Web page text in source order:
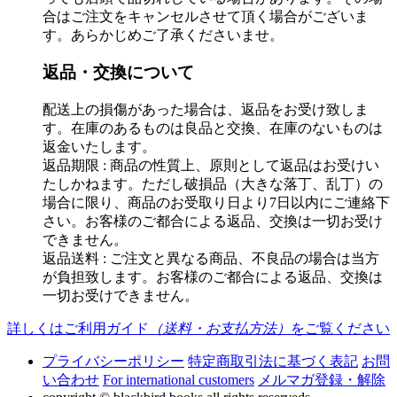
合はご注文をキャンセルさせて頂く場合がございま
す。あらかじめご了承くださいませ。
返品・交換について
配送上の損傷があった場合は、返品をお受け致しま
す。在庫のあるものは良品と交換、在庫のないものは
返金いたします。
返品期限 : 商品の性質上、原則として返品はお受けい
たしかねます。ただし破損品（大きな落丁、乱丁）の
場合に限り、商品のお受取り日より7日以内にご連絡下
さい。お客様のご都合による返品、交換は一切お受け
できません。
返品送料 : ご注文と異なる商品、不良品の場合は当方
が負担致します。お客様のご都合による返品、交換は
一切お受けできません。
詳しくはご利用ガイド （送料・お支払方法） をご覧ください
プライバシーポリシー 特定商取引法に基づく表記 お問
い合わせ For international customers メルマガ登録・解除